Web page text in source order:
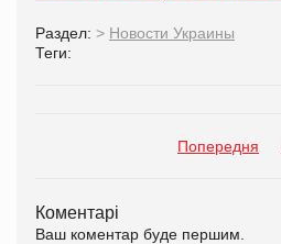
Раздел: > Новости Украины
Теги:
Попередня
Коментарі
Ваш коментар буде першим.